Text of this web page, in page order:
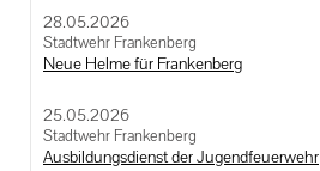
28.05.2026
Stadtwehr Frankenberg
Neue Helme für Frankenberg
25.05.2026
Stadtwehr Frankenberg
Ausbildungsdienst der Jugendfeuerwehr